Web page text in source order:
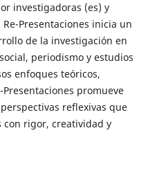
investigadoras (es) y
Presentaciones inicia un
de la investigación en
periodismo y estudios
enfoques teóricos,
promueve
reflexivas que
con rigor, creatividad y